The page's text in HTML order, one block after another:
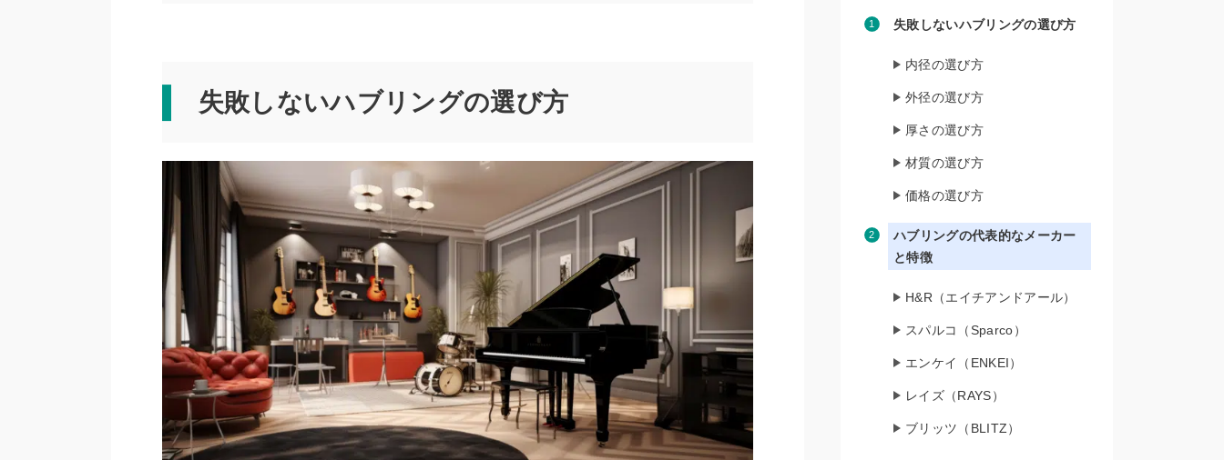
失敗しないハブリングの選び方
失敗しないハブリングの選び方
内径の選び方
外径の選び方
厚さの選び方
材質の選び方
価格の選び方
ハブリングの代表的なメーカー
と特徴
H&R（エイチアンドアール）
スパルコ（Sparco）
エンケイ（ENKEI）
レイズ（RAYS）
ブリッツ（BLITZ）